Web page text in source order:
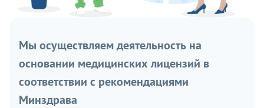
Мы осуществляем деятельность на
основании медицинских лицензий в
соответствии с рекомендациями
Минздрава